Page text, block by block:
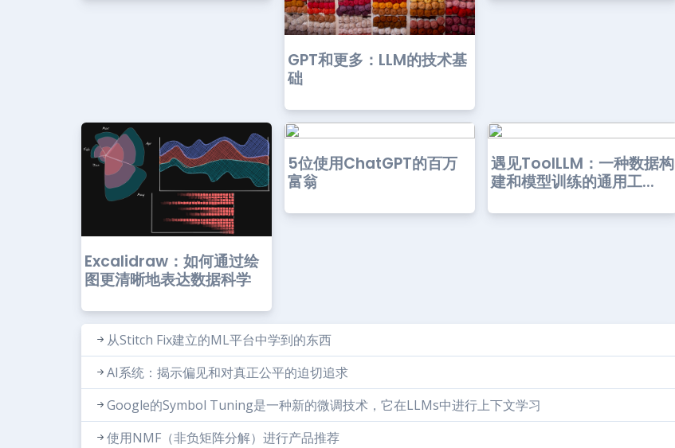
GPT和更多：LLM的技术基
础
Excalidraw：如何通过绘
图更清晰地表达数据科学
5位使用ChatGPT的百万
富翁
遇见ToolLLM：一种数据构
建和模型训练的通用工...
从Stitch Fix建立的ML平台中学到的东西
AI系统：揭示偏见和对真正公平的迫切追求
Google的Symbol Tuning是一种新的微调技术，它在LLMs中进行上下文学习
使用NMF（非负矩阵分解）进行产品推荐